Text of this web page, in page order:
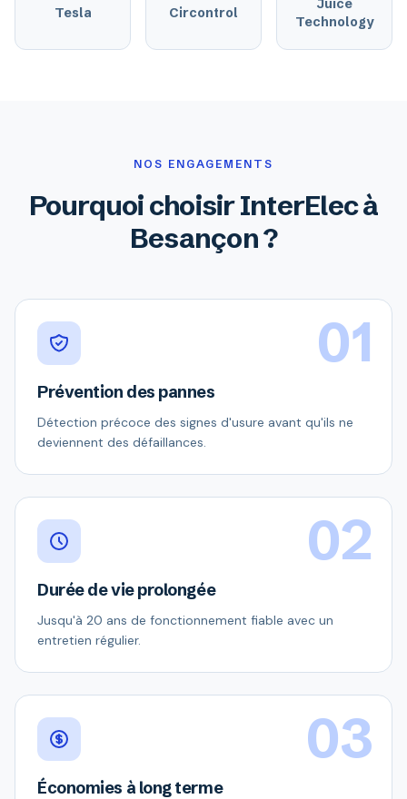
Tesla Circontrol
Juice
Technology
NOS ENGAGEMENTS
Pourquoi choisir InterElec à
Besançon ?
01
Prévention des pannes
Détection précoce des signes d'usure avant qu'ils ne
deviennent des défaillances.
02
Durée de vie prolongée
Jusqu'à 20 ans de fonctionnement fiable avec un
entretien régulier.
03
Économies à long terme